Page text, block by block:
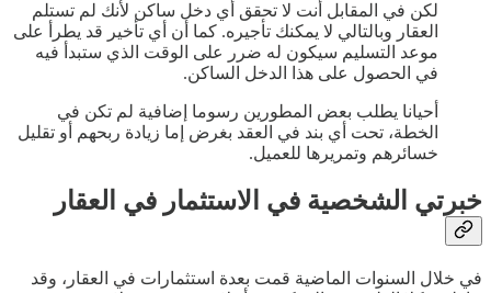
لكن في المقابل أنت لا تحقق أي دخل ساكن لأنك لم تستلم
العقار وبالتالي لا يمكنك تأجيره. كما أن أي تأخير قد يطرأ على
موعد التسليم سيكون له ضرر على الوقت الذي ستبدأ فيه
في الحصول على هذا الدخل الساكن.
أحيانا يطلب بعض المطورين رسوما إضافية لم تكن في
الخطة، تحت أي بند في العقد بغرض إما زيادة ربحهم أو تقليل
خسائرهم وتمريرها للعميل.
خبرتي الشخصية في الاستثمار في العقار
في خلال السنوات الماضية قمت بعدة استثمارات في العقار، وقد